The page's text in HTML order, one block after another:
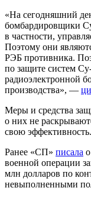
«На сегодняшний
бомбардировщики
в частности,
Поэтому они
РЭБ противника.
по защите систем
радиоэлектронной
производства», —
Меры и средства
о них не
свою эффективность.
Ранее «СП» писала
военной операции
млн долларов по
невыполненными